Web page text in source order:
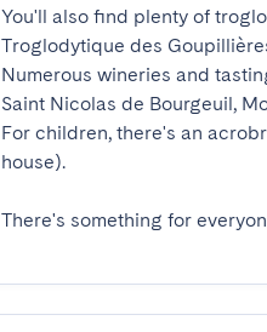
You'll also find plenty of
Troglodytique des
Numerous wineries and
Saint Nicolas de Bourgeuil,
For children, there's an
house).
There's something for